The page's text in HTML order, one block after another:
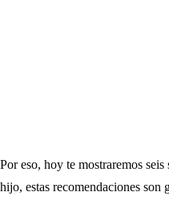
Por eso, hoy te mostraremos
hijo, estas recomendaciones son